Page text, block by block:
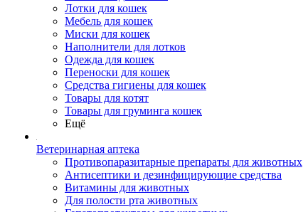
Лотки для кошек
Мебель для кошек
Миски для кошек
Наполнители для лотков
Одежда для кошек
Переноски для кошек
Средства гигиены для кошек
Товары для котят
Товары для груминга кошек
Ещё
Ветеринарная аптека
Противопаразитарные препараты для животных
Антисептики и дезинфицирующие средства
Витамины для животных
Для полости рта животных